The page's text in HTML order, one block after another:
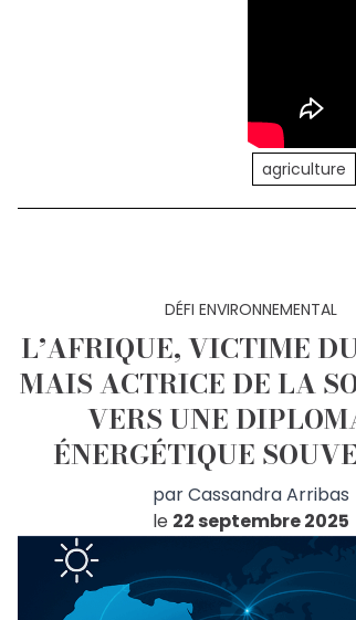
agriculture
DÉFI ENVIRONNEMENTAL
L’AFRIQUE, VICTIME
MAIS ACTRICE DE LA
VERS UNE
ÉNERGÉTIQUE
parCassandra Arribas
le 22 septembre 2025